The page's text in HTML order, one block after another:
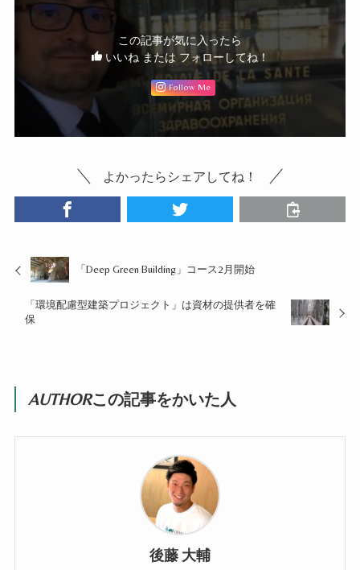
この記事が気に入ったら
いいね または フォローしてね！
Follow Me
よかったらシェアしてね！
「Deep Green Building」コース2月開始
「環境配慮型建築プロジェクト」は資材の提供者を確
保
AUTHORこの記事をかいた人
後藤 大輔